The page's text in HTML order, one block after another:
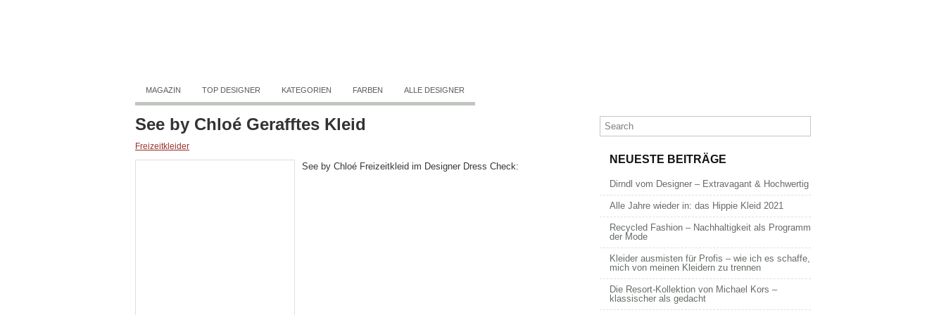
MAGAZIN TOP DESIGNER KATEGORIEN FARBEN ALLE DESIGNER
See by Chloé Gerafftes Kleid
Freizeitkleider
See by Chloé Freizeitkleid im Designer Dress Check:
NEUESTE BEITRÄGE
Dirndl vom Designer – Extravagant & Hochwertig
Alle Jahre wieder in: das Hippie Kleid 2021
Recycled Fashion – Nachhaltigkeit als Programm
der Mode
Kleider ausmisten für Profis – wie ich es schaffe,
mich von meinen Kleidern zu trennen
Die Resort-Kollektion von Michael Kors –
klassischer als gedacht